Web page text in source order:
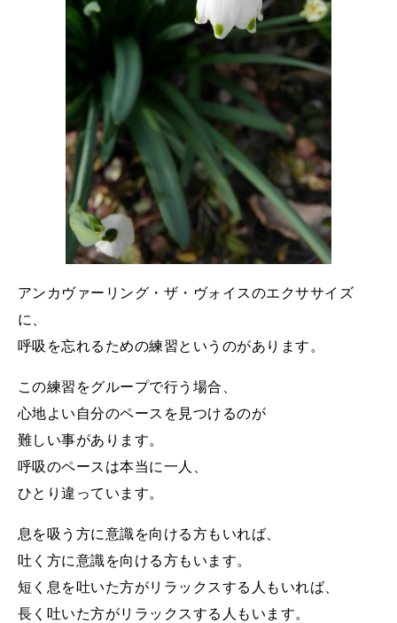
アンカヴァーリング・ザ・ヴォイスのエクササイズ
に、
呼吸を忘れるための練習というのがあります。
この練習をグループで行う場合、
心地よい自分のペースを見つけるのが
難しい事があります。
呼吸のペースは本当に一人、
ひとり違っています。
息を吸う方に意識を向ける方もいれば、
吐く方に意識を向ける方もいます。
短く息を吐いた方がリラックスする人もいれば、
長く吐いた方がリラックスする人もいます。